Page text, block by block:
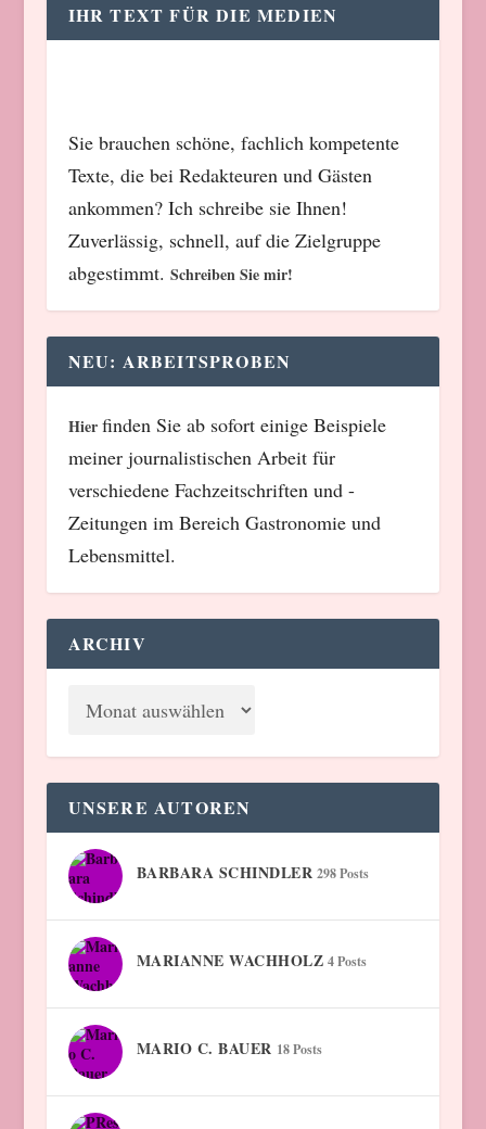
IHR TEXT FÜR DIE MEDIEN
Sie brauchen schöne, fachlich kompetente
Texte, die bei Redakteuren und Gästen
ankommen? Ich schreibe sie Ihnen!
Zuverlässig, schnell, auf die Zielgruppe
abgestimmt. Schreiben Sie mir!
NEU: ARBEITSPROBEN
Hierfinden Sie ab sofort einige Beispiele
meiner journalistischen Arbeit für
verschiedene Fachzeitschriften und -
Zeitungen im Bereich Gastronomie und
Lebensmittel.
ARCHIV
UNSERE AUTOREN
BARBARA SCHINDLER 298 Posts
MARIANNE WACHHOLZ 4 Posts
MARIO C. BAUER 18 Posts